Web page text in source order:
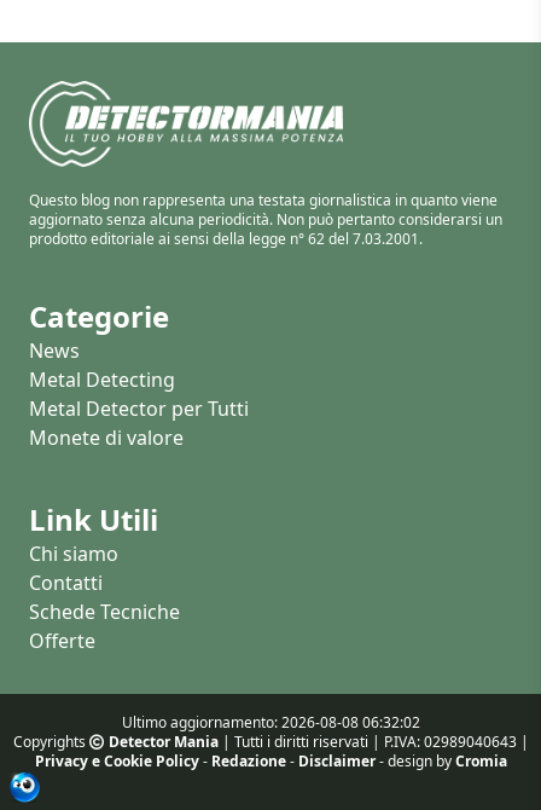
Questo blog non rappresenta una testata giornalistica in quanto viene
aggiornato senza alcuna periodicità. Non può pertanto considerarsi un
prodotto editoriale ai sensi della legge n° 62 del 7.03.2001.
Categorie
News
Metal Detecting
Metal Detector per Tutti
Monete di valore
Link Utili
Chi siamo
Contatti
Schede Tecniche
Offerte
Ultimo aggiornamento: 2026-08-08 06:32:02
Copyrights
Detector Mania| Tutti i diritti riservati | P.IVA: 02989040643 |
Privacy e Cookie Policy- Redazione- Disclaimer- design byCromia